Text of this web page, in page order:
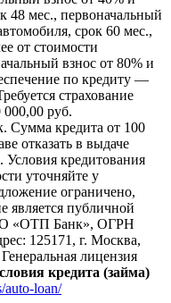
48 мес., первоначальный
срок 60 мес.,
от стоимости
взнос от 80% и
по кредиту —
страхование
руб.
Сумма кредита от 100
отказать в выдаче
Условия кредитования
уточняйте у
ограничено,
является публичной
АО «ОТП Банк», ОГРН
125171, г. Москва,
лицензия
кредита (займа)
auto-loan/